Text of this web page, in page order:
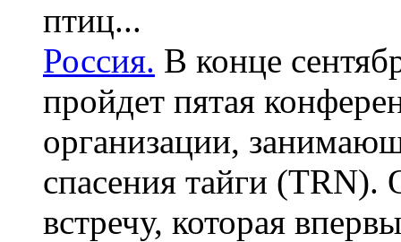
птиц...
Россия. В конце
пройдет пятая
организации,
спасения тайги
встречу, которая